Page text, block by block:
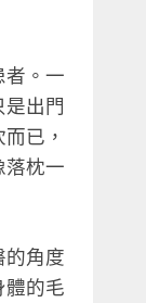
者。一
出門
已，
落枕一
的角度
體的毛